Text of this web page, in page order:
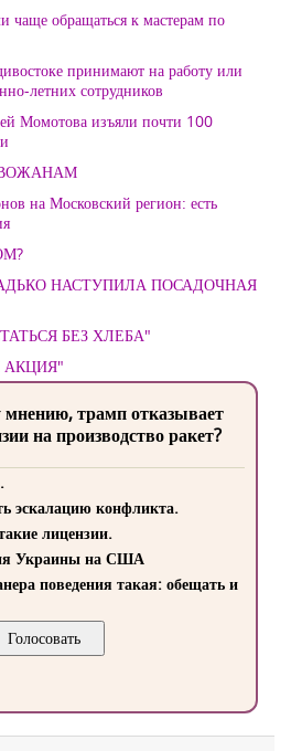
чаще обращаться к мастерам по
принимают на работу или
летних сотрудников
Момотова изъяли почти 100
на Московский регион: есть
НАСТУПИЛА ПОСАДОЧНАЯ
БЕЗ ХЛЕБА"
трамп отказывает
на производство ракет?
эскалацию конфликта.
лицензии.
Украины на США
поведения такая: обещать и